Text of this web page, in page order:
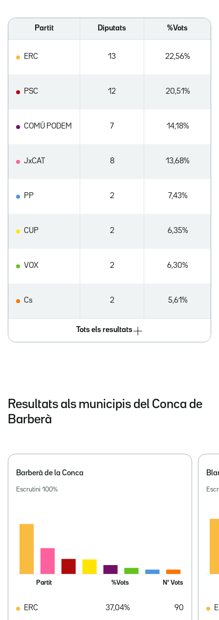
Partit Diputats %Vots
ERC 13 22,56%
PSC 12 20,51%
COMÚ PODEM 7 14,18%
JxCAT 8 13,68%
PP 2 7,43%
CUP 2 6,35%
VOX 2 6,30%
Cs 2 5,61%
Tots els resultats
Resultats als municipis del Conca de
Barberà
Barberà de la Conca
Escrutini 100%
Partit %Vots Nº Vots
ERC 37,04% 90